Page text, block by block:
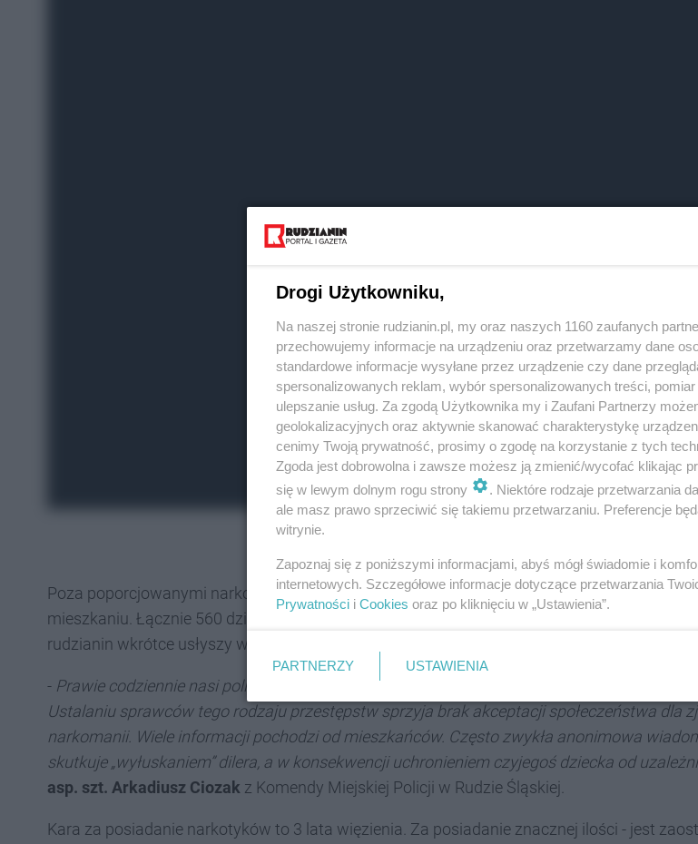
Poza poporcjowanymi narkotykami znalezionymi w samochodzie, spory zapas znaleziono
mieszkaniu. Łącznie 560 działek amfetaminy i 15 marihuany. Narkotyki zostały
rudzianin wkrótce usłyszy wyrok. Grozi mu nawet do 10 lat więzienia.
- Prawie codziennie nasi policjanci zatrzymują dilerów narkotykowych lub osoby
Ustalaniu sprawców tego rodzaju przestępstw sprzyja brak akceptacji społeczeństwa dla
narkomanii. Wiele informacji pochodzi od mieszkańców. Często zwykła anonimowa
skutkuje „wyłuskaniem” dilera, a w konsekwencji uchronieniem czyjegoś dziecka od
asp. szt. Arkadiusz Ciozak z Komendy Miejskiej Policji w Rudzie Śląskiej.
Kara za posiadanie narkotyków to 3 lata więzienia. Za posiadanie znacznej ilości - jest
Drogi Użytkowniku,
Na naszej stronie rudzianin.pl, my oraz naszych 1160 zaufanych
przechowujemy informacje na urządzeniu oraz przetwarzamy dane
standardowe informacje wysyłane przez urządzenie czy dane
spersonalizowanych reklam, wybór spersonalizowanych treści,
ulepszanie usług. Za zgodą Użytkownika my i Zaufani Partnerzy
geolokalizacyjnych oraz aktywnie skanować charakterystykę
cenimy Twoją prywatność, prosimy o zgodę na korzystanie z tych
Zgoda jest dobrowolna i zawsze możesz ją zmienić/wycofać klikając
się w lewym dolnym rogu strony
. Niektóre rodzaje przetwarzania
ale masz prawo sprzeciwić się takiemu przetwarzaniu. Preferencje
witrynie.
Zapoznaj się z poniższymi informacjami, abyś mógł świadomie i
internetowych. Szczegółowe informacje dotyczące przetwarzania
Prywatności i Cookies oraz po kliknięciu w „Ustawienia”.
PARTNERZY USTAWIENIA